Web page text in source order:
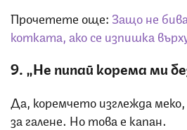
Прочетете още: Защо не
котката, ако се изпишка
9. „Не пипай корема ми
Да, коремчето изглежда меко,
за галене. Но това е капан.